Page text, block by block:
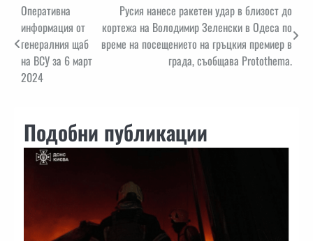
Навигация
Оперативна
информация от
генералния щаб
на ВСУ за 6 март
2024
Русия нанесе ракетен удар в близост до
кортежа на Володимир Зеленски в Одеса по
време на посещението на гръцкия премиер в
града, съобщава Protothema.
Подобни публикации